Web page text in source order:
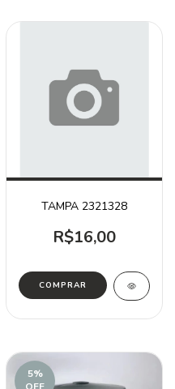
TAMPA 2321328
R$16,00
5%